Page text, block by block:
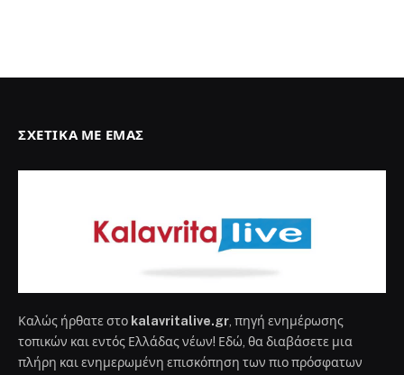
ΣΧΕΤΙΚΆ ΜΕ ΕΜΆΣ
Καλώς ήρθατε στο kalavritalive.gr , πηγή ενημέρωσης
τοπικών και εντός Ελλάδας νέων! Εδώ, θα διαβάσετε μια
πλήρη και ενημερωμένη επισκόπηση των πιο πρόσφατων